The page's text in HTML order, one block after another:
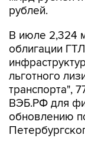
рублей.
В июле 2,324
облигации
льготного
транспорта",
ВЭБ.РФ для
обновлению